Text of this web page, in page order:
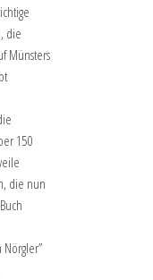
die
Münsters
150
die nun